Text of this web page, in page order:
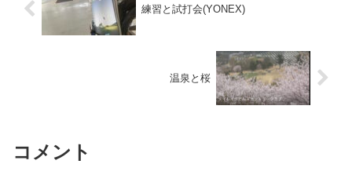
練習と試打会(YONEX)
温泉と桜
コメント